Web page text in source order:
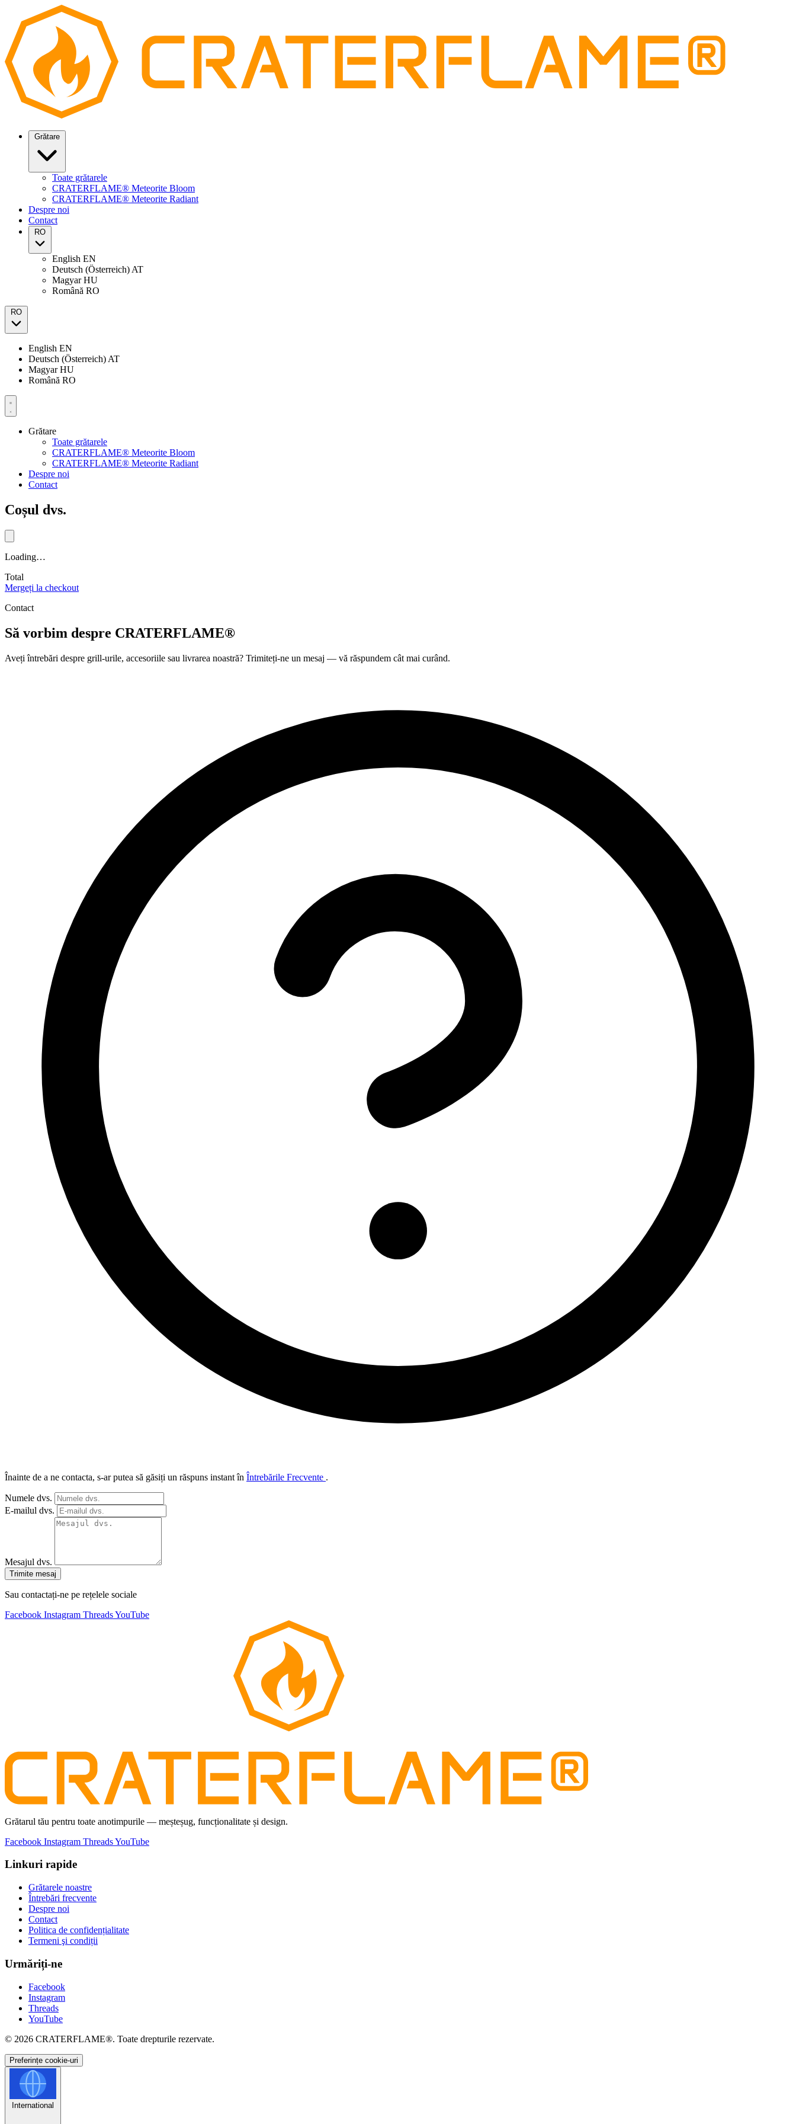
Toate grătarele
CRATERFLAME® Meteorite Bloom
CRATERFLAME® Meteorite Radiant
Despre noi
Contact
RO
English EN
Deutsch (Österreich) AT
Magyar HU
Română RO
RO
English EN
Deutsch (Österreich) AT
Magyar HU
Română RO
Grătare
Toate grătarele
CRATERFLAME® Meteorite Bloom
CRATERFLAME® Meteorite Radiant
Despre noi
Contact
Coșul dvs.
Loading…
Total
Mergeți la checkout
Contact
Să vorbim despre CRATERFLAME®
Aveți întrebări despre grill-urile, accesoriile sau livrarea noastră? Trimiteți-ne un mesaj — vă răspundem cât mai curând.
Înainte de a ne contacta, s-ar putea să găsiți un răspuns instant în Întrebările Frecvente .
Numele dvs.
E-mailul dvs.
Mesajul dvs.
Trimite mesaj
Sau contactați-ne pe rețelele sociale
Facebook Instagram ThreadsYouTube
Grătarul tău pentru toate anotimpurile — meșteșug, funcționalitate și design.
Facebook Instagram ThreadsYouTube
Linkuri rapide
Grătarele noastre
Întrebări frecvente
Despre noi
Contact
Politica de confidențialitate
Termeni şi condiții
Urmăriți-ne
Facebook
Instagram
Threads
YouTube
© 2026 CRATERFLAME®. Toate drepturile rezervate.
Preferințe cookie-uri
International